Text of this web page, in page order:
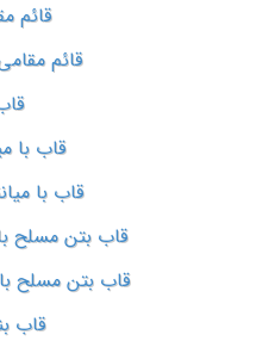
قائم
قائم
قاب با
قاب با
قاب بتن مسلح
قاب بتن مسلح
قاب